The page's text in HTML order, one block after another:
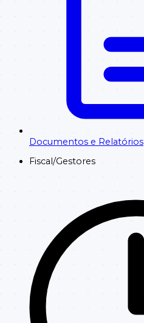
Documentos e Relatórios
Fiscal/Gestores